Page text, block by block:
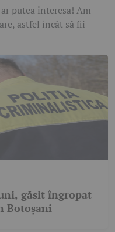
putea interesa! Am
astfel încât să fii
găsit îngropat
Botoșani